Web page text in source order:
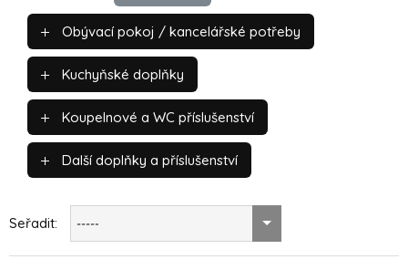
Obývací pokoj / kancelářské potřeby
Kuchyňské doplňky
Koupelnové a WC příslušenství
Další doplňky a příslušenství
Seřadit: -----